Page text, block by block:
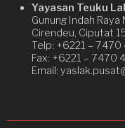
Yayasan Teuku
Gunung Indah Raya
Cirendeu, Ciputat
Telp: +6221 –
Fax: +6221 – 7470
Email: